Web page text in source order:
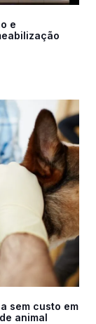
e
sem custo em
animal